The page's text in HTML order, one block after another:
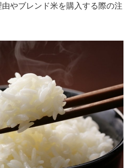
やブレンド米を購入する際の注